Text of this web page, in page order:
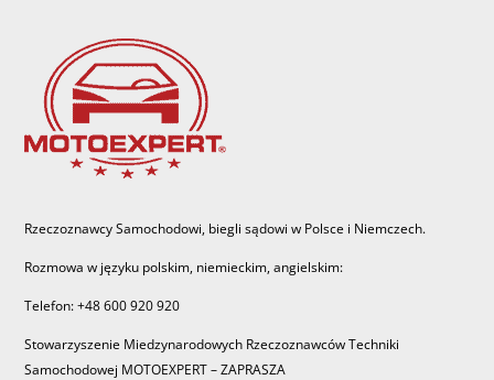
Rzeczoznawcy Samochodowi, biegli sądowi w Polsce i Niemczech.
Rozmowa w języku polskim, niemieckim, angielskim:
Telefon: +48 600 920 920
Stowarzyszenie Miedzynarodowych Rzeczoznawców Techniki
Samochodowej MOTOEXPERT – ZAPRASZA